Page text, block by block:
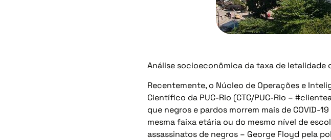
Análise socioeconômica da taxa de letalidade
Recentemente, o Núcleo de Operações e
Científico da PUC-Rio (CTC/PUC-Rio –
que negros e pardos morrem mais de COVID-
mesma faixa etária ou do mesmo nível de
assassinatos de negros – George Floyd pela